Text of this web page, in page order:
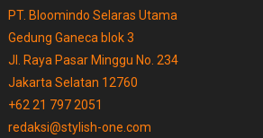
PT. Bloomindo Selaras Utama
Gedung Ganeca blok 3
Jl. Raya Pasar Minggu No. 234
Jakarta Selatan 12760
+62 21 797 2051
redaksi@stylish-one.com